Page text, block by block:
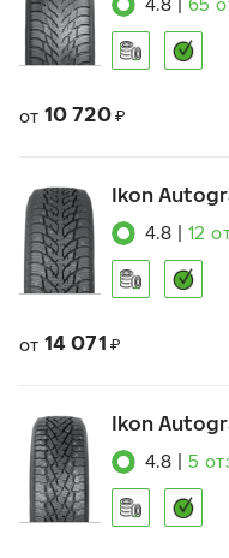
4.8 65
от 10 720 ₽
Ikon
4.8 12
от 14 071 ₽
Ikon
4.8 5